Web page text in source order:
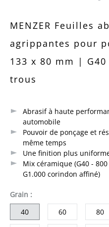
MENZER Feuilles
agrippantes pour
133 x 80 mm |
trous
Abrasif à haute
automobile
Pouvoir de ponçage et
même temps
Une finition plus
Mix céramique (G40 -
G1.000 corindon affiné)
Grain sélectionner
:
40
60 80